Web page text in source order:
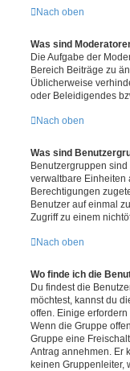
Nach oben
Was sind
Die Aufgabe der
Bereich Beiträge zu
Üblicherweise
oder Beleidigendes
Nach oben
Was sind
Benutzergruppen
verwaltbare Einheiten
Berechtigungen
Benutzer auf einmal
Zugriff zu einem
Nach oben
Wo finde ich die
Du findest die
möchtest, kannst du
offen. Einige
Wenn die Gruppe
Gruppe eine
Antrag annehmen. Er
keinen Gruppenleiter,